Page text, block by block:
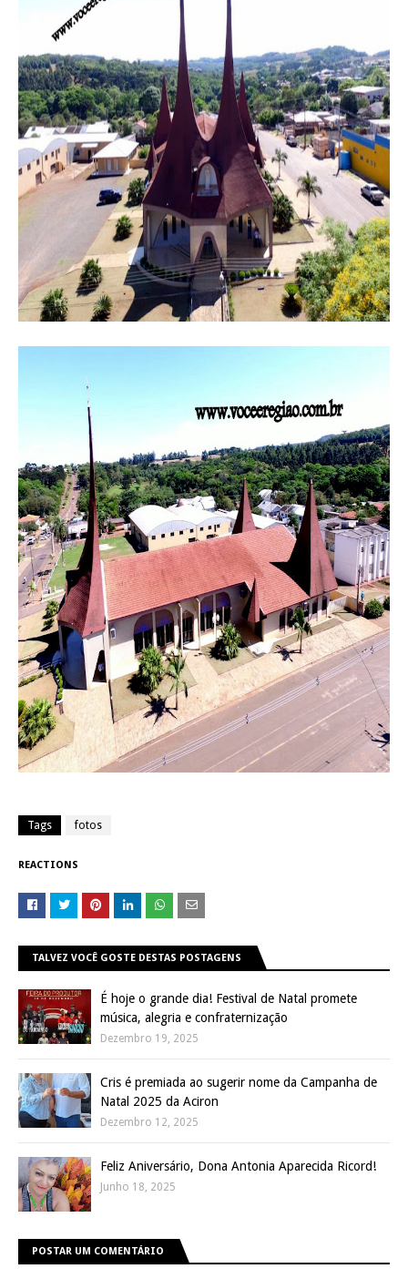
Tags fotos
REACTIONS
TALVEZ VOCÊ GOSTE DESTAS POSTAGENS
É hoje o grande dia! Festival de Natal promete
música, alegria e confraternização
Dezembro 19, 2025
Cris é premiada ao sugerir nome da Campanha de
Natal 2025 da Aciron
Dezembro 12, 2025
Feliz Aniversário, Dona Antonia Aparecida Ricord!
Junho 18, 2025
POSTAR UM COMENTÁRIO